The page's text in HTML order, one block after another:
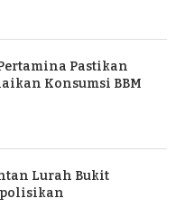
Pastikan
Konsumsi BBM
Lurah Bukit